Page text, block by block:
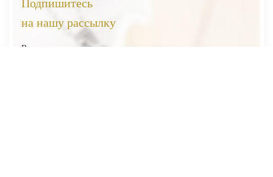
Подпишитесь
на нашу рассылку
Вы первыми узнаете о наших новинках, скидках и акциях